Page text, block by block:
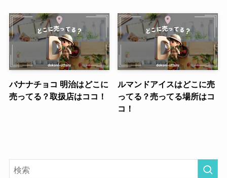
バナナチョコ 明治はどこに
売ってる？取扱店はココ！
ルマンドアイスはどこに売
ってる？売ってる場所はコ
コ！